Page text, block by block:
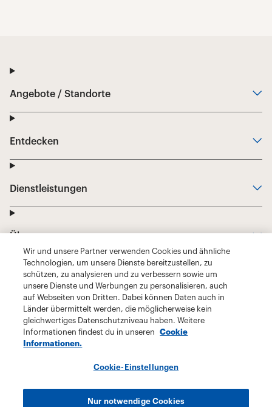
Wir und unsere Partner verwenden Cookies und ähnliche
Technologien, um unsere Dienste bereitzustellen, zu
schützen, zu analysieren und zu verbessern sowie um
unsere Dienste und Werbungen zu personalisieren, auch
auf Webseiten von Dritten. Dabei können Daten auch in
Länder übermittelt werden, die möglicherweise kein
gleichwertiges Datenschutzniveau haben. Weitere
Informationen findest du in unseren
Cookie
Informationen.
Cookie-Einstellungen
Nur notwendige Cookies